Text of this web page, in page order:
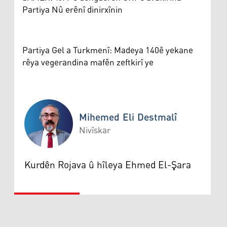
Partiya Nû erênî dinirxînin
Partiya Gel a Turkmenî: Madeya 140ê yekane
rêya vegerandina mafên zeftkirî ye
Mihemed Eli Destmalî
Mihemed Eli Destmalî
Nivîskar
Kurdên Rojava û hîleya Ehmed El-Şara